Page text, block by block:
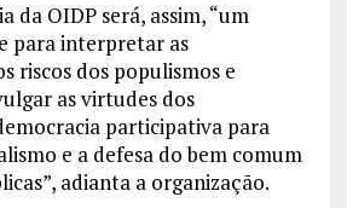
da OIDP será, assim, “um
para interpretar as
riscos dos populismos e
as virtudes dos
participativa para
e a defesa do bem comum
adianta a organização.